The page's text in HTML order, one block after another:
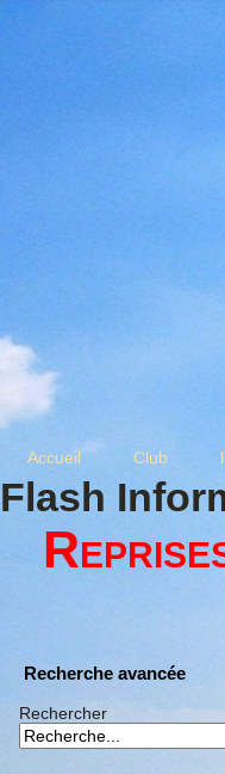
Accueil Club
Flash
Recherche avancée
Rechercher